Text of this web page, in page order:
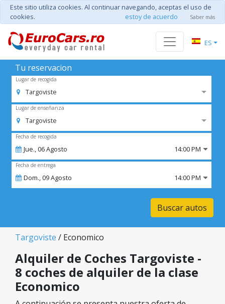
Este sitio utiliza cookies. Al continuar navegando, aceptas el uso de
cookies.
estoy de acuerdo Saber más
ES
Tu reservacion
Lugar de recogida
Targoviste
Lugar de enseñanza
Targoviste
Fecha de recogida
Jue.,06Agosto 14:00 PM
Fecha de entrega
Dom.,09Agosto 14:00 PM
Buscar autos
Targoviste / Economico
Alquiler de Coches Targoviste -
8 coches de alquiler de la clase
Economico